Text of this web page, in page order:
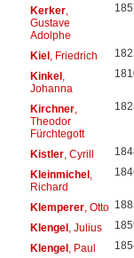
Kerker,
Gustave
Adolphe
Kiel, Friedrich
Kinkel,
Johanna
Kirchner,
Theodor
Fürchtegott
Kistler, Cyrill
Kleinmichel,
Richard
Klemperer, Otto
Klengel, Julius
Klengel, Paul